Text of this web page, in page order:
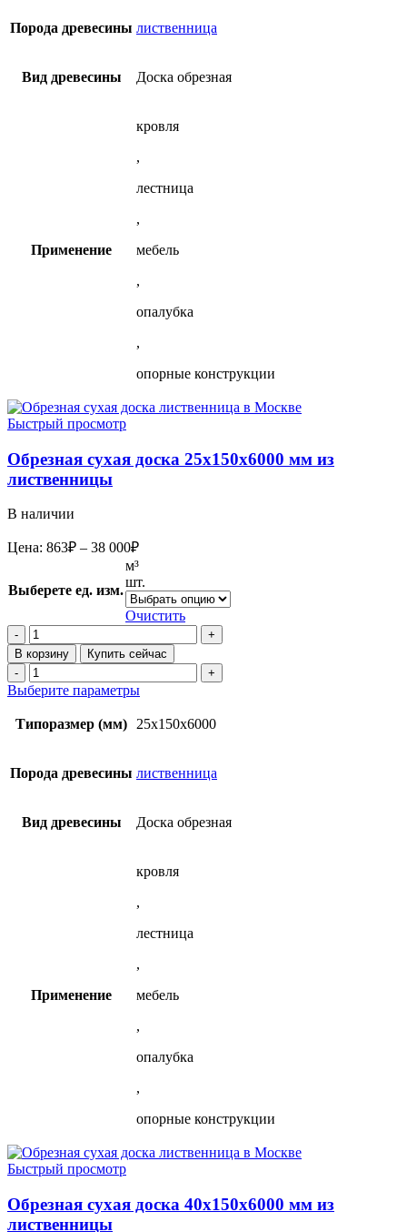
мм
из
Опции
на
Порода древесины лиственница
Вид древесины Доска обрезная
Применение
кровля
,
лестница
,
мебель
,
опалубка
,
опорные конструкции
Быстрый просмотр
Обрезная сухая доска 25х150х6000 мм из
лиственницы
В наличии
Цена: 863₽ – 38 000₽Диапазон
цен:
863₽
–
38
Выберете ед. изм.
м³
шт.
Очистить
Количество
товара
Обрезная
сухая
доска
мм
В корзину Купить сейчас
Количество
товара
сухая
доска
мм
из
Выберите параметрыЭтот
имеет
Опции
на
Типоразмер (мм) 25x150x6000
Порода древесины лиственница
Вид древесины Доска обрезная
Применение
кровля
,
лестница
,
мебель
,
опалубка
,
опорные конструкции
Быстрый просмотр
Обрезная сухая доска 40х150х6000 мм из
лиственницы